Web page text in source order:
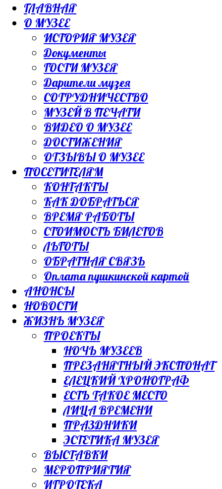
ГЛАВНАЯ
О МУЗЕЕ
ИСТОРИЯ МУЗЕЯ
Документы
ГОСТИ МУЗЕЯ
Дарители музея
СОТРУДНИЧЕСТВО
МУЗЕЙ В ПЕЧАТИ
ВИДЕО О МУЗЕЕ
ДОСТИЖЕНИЯ
ОТЗЫВЫ О МУЗЕЕ
ПОСЕТИТЕЛЯМ
КОНТАКТЫ
КАК ДОБРАТЬСЯ
ВРЕМЯ РАБОТЫ
СТОИМОСТЬ БИЛЕТОВ
ЛЬГОТЫ
ОБРАТНАЯ СВЯЗЬ
Оплата пушкинской картой
АНОНСЫ
НОВОСТИ
ЖИЗНЬ МУЗЕЯ
ПРОЕКТЫ
НОЧЬ МУЗЕЕВ
ПРЕЗАНЯТНЫЙ ЭКСПОНАТ
ЕЛЕЦКИЙ ХРОНОГРАФ
ЕСТЬ ТАКОЕ МЕСТО
ЛИЦА ВРЕМЕНИ
ПРАЗДНИКИ
ЭСТЕТИКА МУЗЕЯ
ВЫСТАВКИ
МЕРОПРИЯТИЯ
ИГРОТЕКА